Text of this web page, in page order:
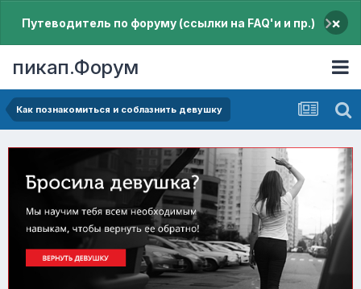
Путеводитель по форуму (ссылки на FAQ'и и пр.) ×
пикап.Форум
Как познакомиться и соблазнить девушку